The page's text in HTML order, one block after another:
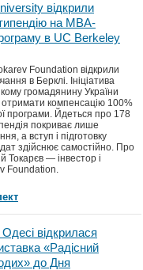
відкрили
на MBA-
в UC Berkeley
Foundation відкрили
в Берклі. Ініціатива
громадянину України
отримати компенсацію 100%
програми. Йдеться про 178
покриває лише
а вступ і підготовку
здійснює самостійно. Про
Токарєв — інвестор і
Foundation.
відкрилася
«Радісний
до Дня